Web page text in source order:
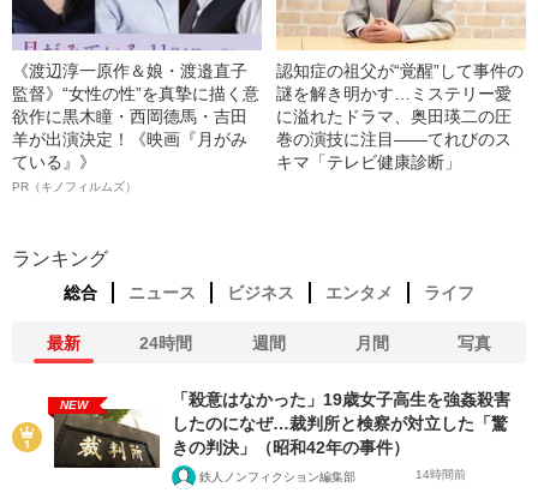
《渡辺淳一原作＆娘・渡邉直子
監督》“女性の性”を真摯に描く意
欲作に黒木瞳・西岡德馬・吉田
羊が出演決定！《映画『月がみ
ている』》
PR（キノフィルムズ）
認知症の祖父が“覚醒”して事件の
謎を解き明かす…ミステリー愛
に溢れたドラマ、奥田瑛二の圧
巻の演技に注目――てれびのス
キマ「テレビ健康診断」
ランキング
総合 ニュース ビジネス エンタメ ライフ
最新 24時間 週間 月間 写真
NEW
「殺意はなかった」19歳女子高生を強姦殺害
したのになぜ…裁判所と検察が対立した「驚
きの判決」（昭和42年の事件）
鉄人ノンフィクション編集部 14時間前